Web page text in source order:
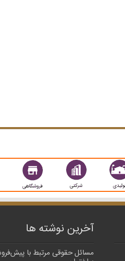
آخرین نوشته ها
مسائل حقوقی مرتبط با